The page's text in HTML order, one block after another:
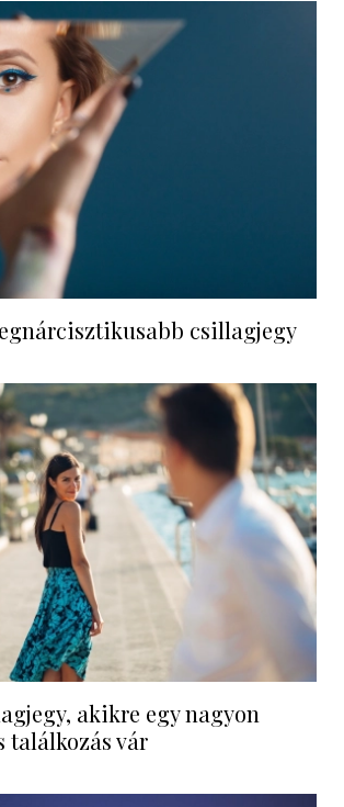
csillagjegy
akikre egy nagyon
találkozás vár